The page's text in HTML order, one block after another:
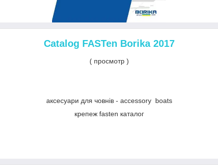
Catalog FASTen Borika 2017
( просмотр )
аксесуари для човнів - accessory boats
крепеж fasten каталог